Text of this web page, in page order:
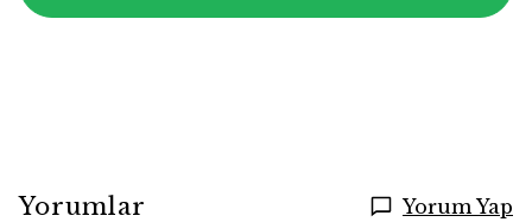
Yorumlar Yorum Yap